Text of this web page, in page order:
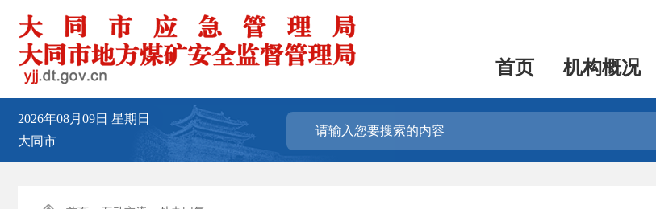
首页 机构概况
2026年08月09日 星期日
大同市